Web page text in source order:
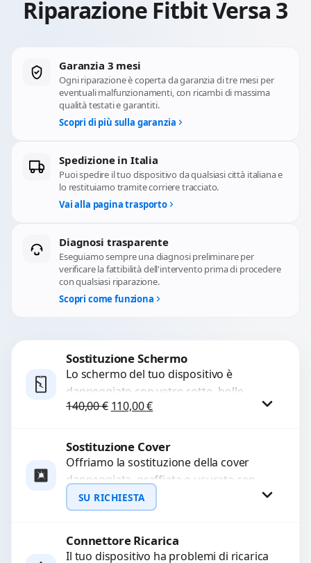
Riparazione Fitbit Versa 3
Garanzia 3 mesi
Ogni riparazione è coperta da garanzia di tre mesi per
eventuali malfunzionamenti, con ricambi di massima
qualità testati e garantiti.
Scopri di più sulla garanzia
Spedizione in Italia
Puoi spedire il tuo dispositivo da qualsiasi città italiana e
lo restituiamo tramite corriere tracciato.
Vai alla pagina trasporto
Diagnosi trasparente
Eseguiamo sempre una diagnosi preliminare per
verificare la fattibilità dell'intervento prima di procedere
con qualsiasi riparazione.
Scopri come funziona
Sostituzione Schermo
Lo schermo del tuo dispositivo è
danneggiato con vetro rotto, bolle,
macchie, schermo nero o pixel morti?
140,00€ Il prezzo originale era: 140,00 €.
110,00€Il prezzo attuale è: 110,00 €.
Procedi
Sostituzione Cover
Offriamo la sostituzione della cover
danneggiata, graffiata o usurata con
ricambi di alta qualità e garantiti.
Ripristiniamo l’aspetto estetico e...
SU RICHIESTA
Richiedi Preventivo
Connettore Ricarica
Il tuo dispositivo ha problemi di ricarica